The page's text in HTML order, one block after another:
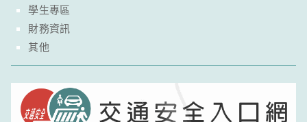
學生專區
財務資訊
其他